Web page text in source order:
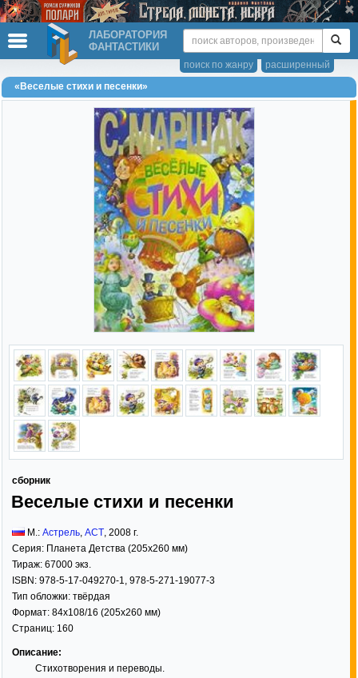
ЛАБОРАТОРИЯ
ФАНТАСТИКИ
расширенный
поиск по жанру
«Веселые стихи и песенки»
сборник
Веселые стихи и песенки
М.: Астрель, АСТ, 2008 г.
Серия: Планета Детства (205x260 мм)
Тираж: 67000 экз.
ISBN: 978-5-17-049270-1, 978-5-271-19077-3
Тип обложки: твёрдая
Формат: 84x108/16 (205x260 мм)
Страниц: 160
Описание:
Стихотворения и переводы.